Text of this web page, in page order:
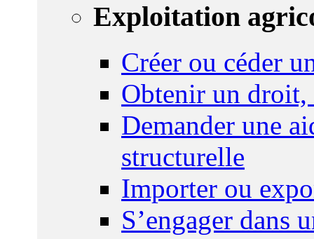
Exploitation
Créer ou céder
Obtenir un droit,
Demander une
structurelle
Importer ou
S’engager dans